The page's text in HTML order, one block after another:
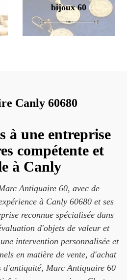
bijoux 60
Canly 60680
à une entreprise
compétente et
à Canly
Antiquaire 60, avec de
à Canly 60680 et ses
reconnue spécialisée dans
d'objets de valeur et
intervention personnalisée et
en matière de vente, d'achat
d'antiquité, Marc Antiquaire 60